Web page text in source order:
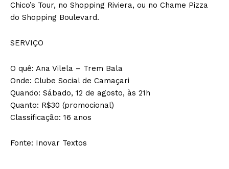
Chico’s Tour, no Shopping Riviera, ou no Chame Pizza
do Shopping Boulevard.
SERVIÇO
O quê: Ana Vilela – Trem Bala
Onde: Clube Social de Camaçari
Quando: Sábado, 12 de agosto, às 21h
Quanto: R$30 (promocional)
Classificação: 16 anos
Fonte: Inovar Textos